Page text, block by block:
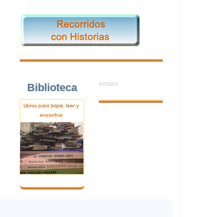
Biblioteca visitas